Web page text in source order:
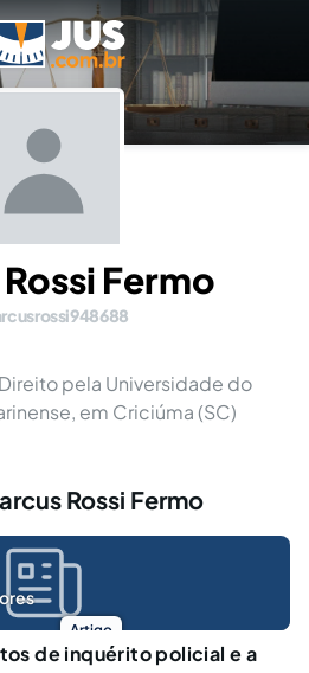
Fermo
pela Universidade do
em Criciúma (SC)
Rossi Fermo
Artigo
de inquérito policial e a